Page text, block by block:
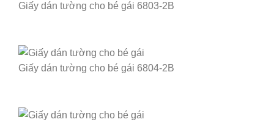
Giấy dán tường cho bé gái 6803-2B
Giấy dán tường cho bé gái 6804-2B